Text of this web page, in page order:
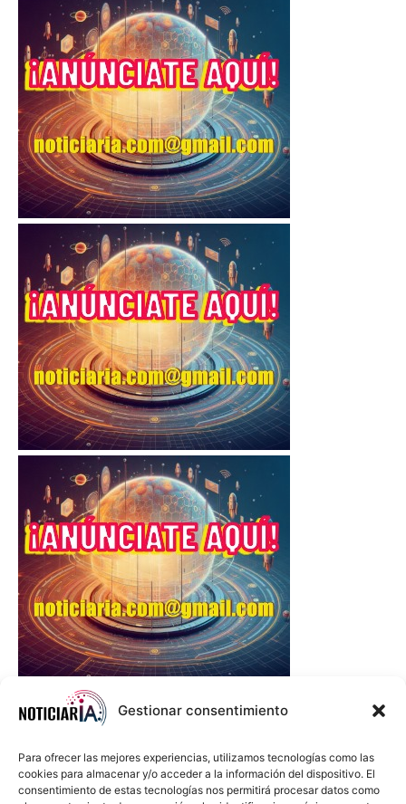
Gestionar consentimiento
Para ofrecer las mejores experiencias, utilizamos tecnologías como las
cookies para almacenar y/o acceder a la información del dispositivo. El
consentimiento de estas tecnologías nos permitirá procesar datos como